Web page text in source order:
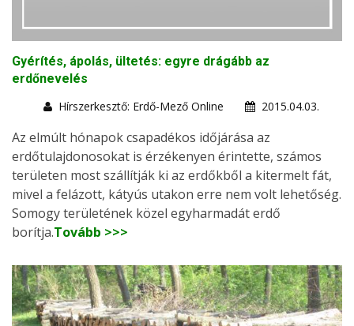
Gyérítés, ápolás, ültetés: egyre drágább az
erdőnevelés
Hírszerkesztő: Erdő-Mező Online
2015.04.03.
Az elmúlt hónapok csapadékos időjárása az
erdőtulajdonosokat is érzékenyen érintette, számos
területen most szállítják ki az erdőkből a kitermelt fát,
mivel a felázott, kátyús utakon erre nem volt lehetőség.
Somogy területének közel egyharmadát erdő
borítja.Tovább >>>